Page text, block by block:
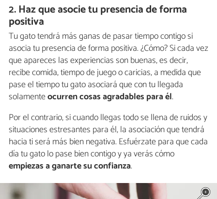
2. Haz que asocie tu presencia de forma
positiva
Tu gato tendrá más ganas de pasar tiempo contigo si
asocia tu presencia de forma positiva. ¿Cómo? Si cada vez
que apareces las experiencias son buenas, es decir,
recibe comida, tiempo de juego o caricias, a medida que
pase el tiempo tu gato asociará que con tu llegada
solamenteocurren cosas agradables para él.
Por el contrario, si cuando llegas todo se llena de ruidos y
situaciones estresantes para él, la asociación que tendrá
hacia ti será más bien negativa. Esfuérzate para que cada
día tu gato lo pase bien contigo y ya verás cómo
empiezas a ganarte su confianza.